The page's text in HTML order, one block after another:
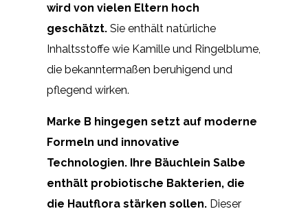
wird von vielen Eltern hoch
geschätzt. Sie enthält natürliche
Inhaltsstoffe wie Kamille und Ringelblume,
die bekanntermaßen beruhigend und
pflegend wirken.
Marke B hingegen setzt auf moderne
Formeln und innovative
Technologien. Ihre Bäuchlein Salbe
enthält probiotische Bakterien, die
die Hautflora stärken sollen. Dieser